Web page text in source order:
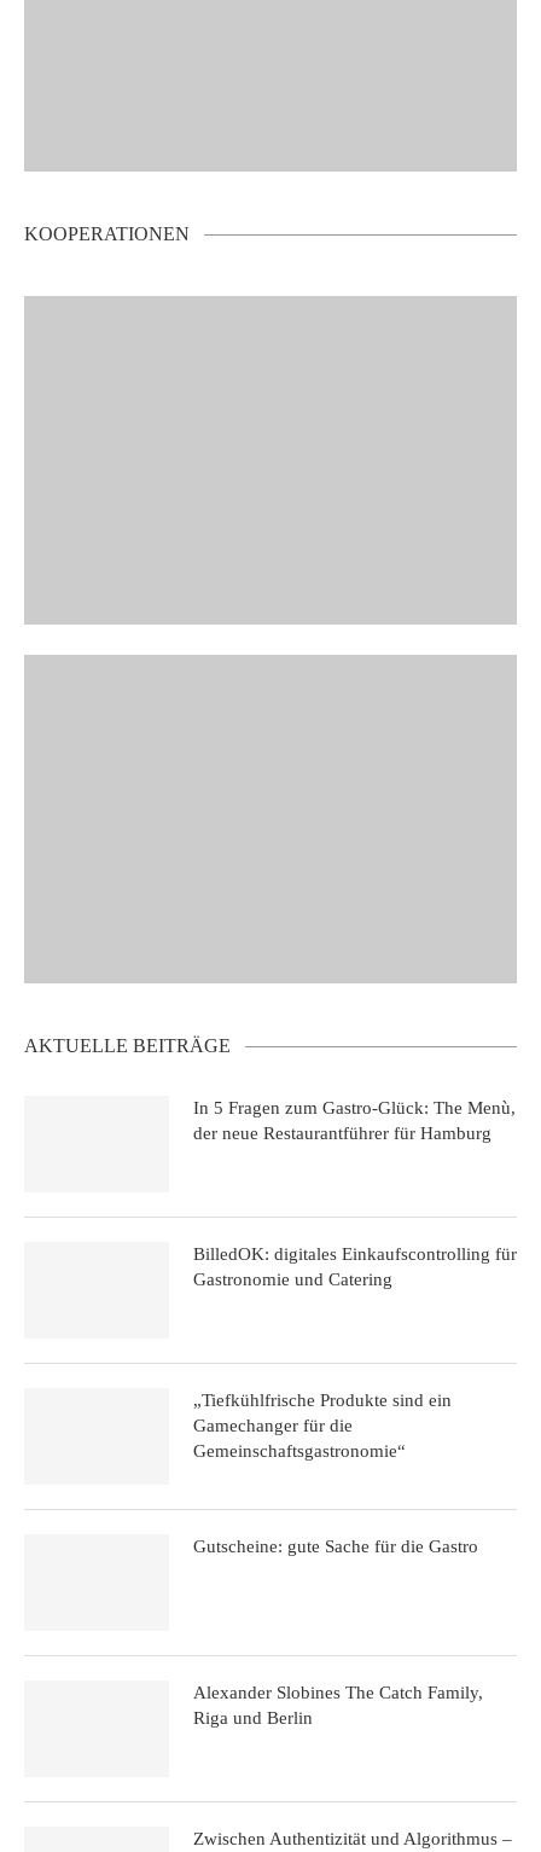
KOOPERATIONEN
AKTUELLE BEITRÄGE
In 5 Fragen zum Gastro-Glück: The Menù,
der neue Restaurantführer für Hamburg
BilledOK: digitales Einkaufscontrolling für
Gastronomie und Catering
„Tiefkühlfrische Produkte sind ein
Gamechanger für die
Gemeinschaftsgastronomie“
Gutscheine: gute Sache für die Gastro
Alexander Slobines The Catch Family,
Riga und Berlin
Zwischen Authentizität und Algorithmus –